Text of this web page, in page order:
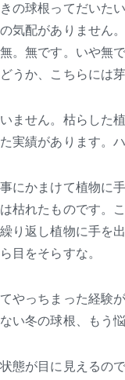
の球根ってだいた
気配がありません
。無です。いや無
うか、こちらには
ません。枯らした
実績があります。
にかまけて植物に
枯れたものです。
り返し植物に手を
目をそらすな。
やっちまった経験
い冬の球根、もう
態が目に見えるの